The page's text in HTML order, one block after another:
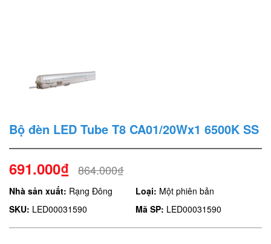
Bộ đèn LED Tube T8 CA01/20Wx1 6500K SS
691.000₫ 864.000₫
Nhà sản xuất: Rạng Đông Loại: Một phiên bản
SKU: LED00031590 Mã SP: LED00031590